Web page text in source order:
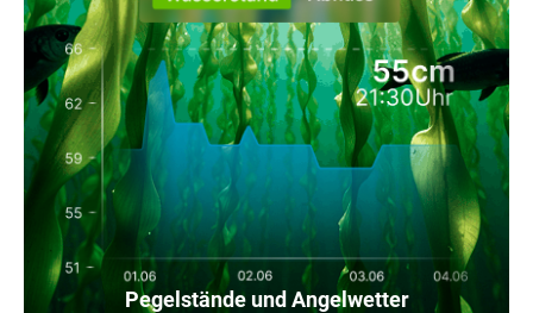
Pegelstände und Angelwetter